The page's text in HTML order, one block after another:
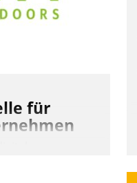
zielgerichtete
starke
für